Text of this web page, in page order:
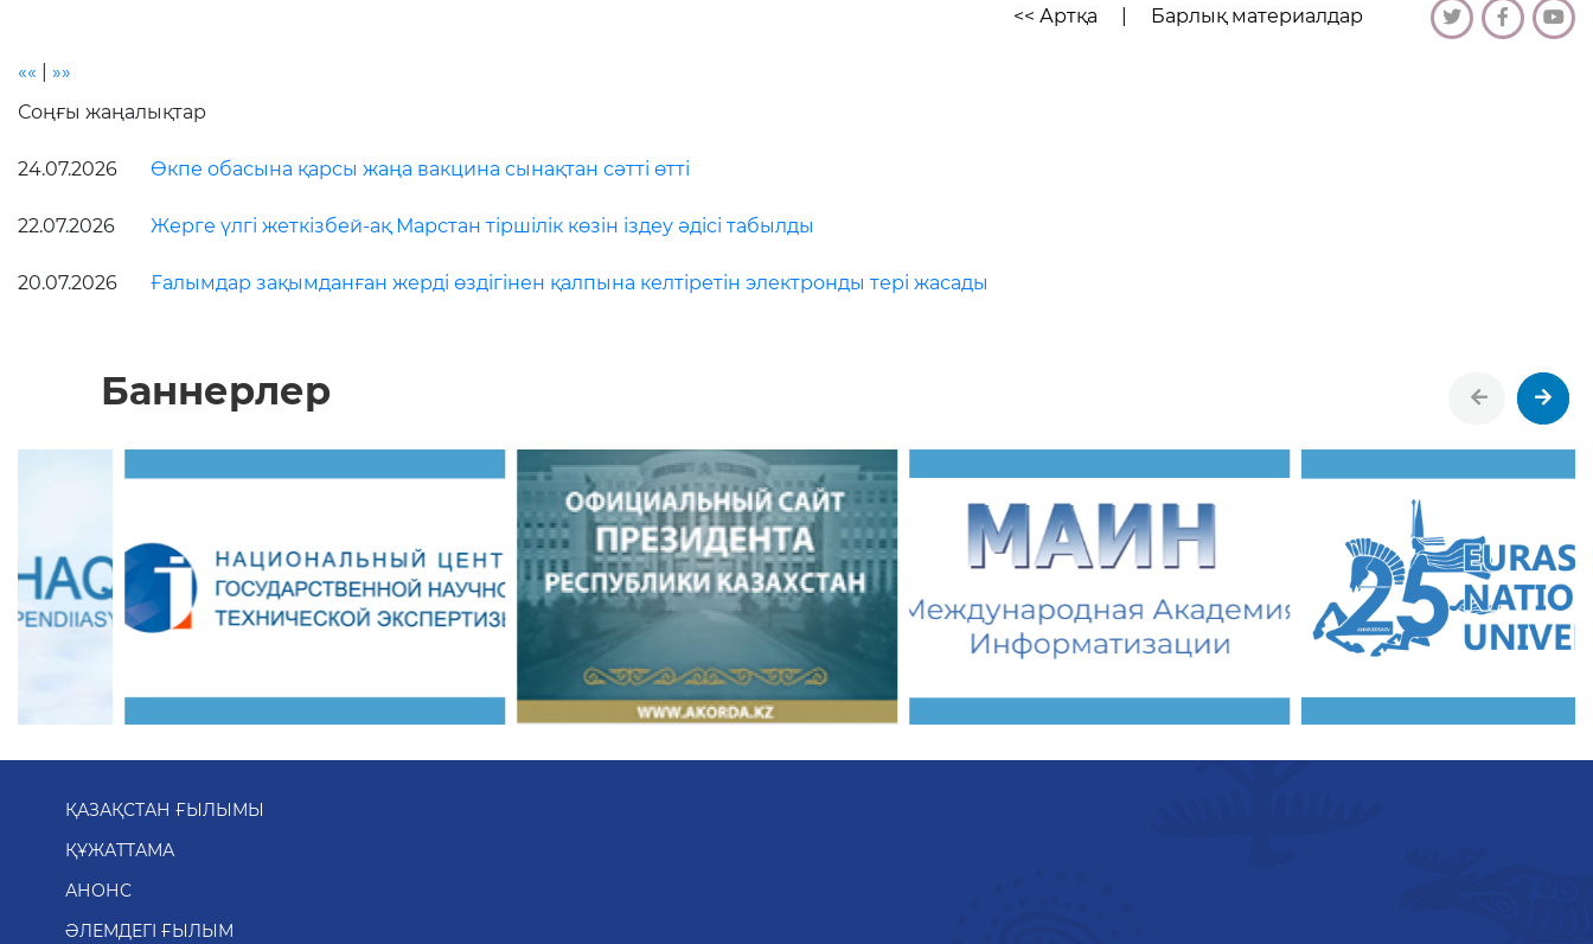
<< Артқа Барлық материалдар
««
»»
Соңғы жаңалықтар
24.07.2026 Өкпе обасына қарсы жаңа вакцина сынақтан сәтті өтті
22.07.2026 Жерге үлгі жеткізбей-ақ Марстан тіршілік көзін іздеу әдісі табылды
20.07.2026 Ғалымдар зақымданған жерді өздігінен қалпына келтіретін электронды тері жасады
Баннерлер
ҚАЗАҚСТАН ҒЫЛЫМЫ
ҚҰЖАТТАМА
АНОНС
ӘЛЕМДЕГІ ҒЫЛЫМ